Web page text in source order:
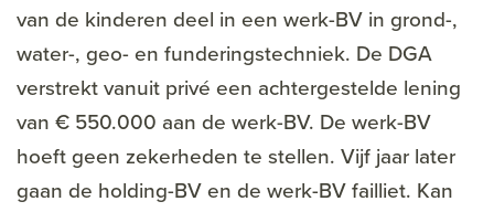
van de kinderen deel in een werk-BV in grond-,
water-, geo- en funderingstechniek. De DGA
verstrekt vanuit privé een achtergestelde lening
van € 550.000 aan de werk-BV. De werk-BV
hoeft geen zekerheden te stellen. Vijf jaar later
gaan de holding-BV en de werk-BV failliet. Kan